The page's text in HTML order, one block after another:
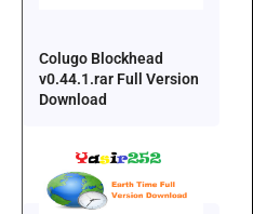
Colugo Blockhead
v0.44.1.rar Full Version
Download